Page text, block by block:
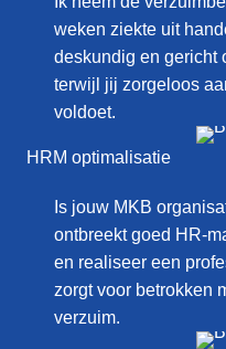
weken ziekte uit
deskundig en gericht
terwijl jij zorgeloos
voldoet.
HRM optimalisatie
Is jouw MKB
ontbreekt goed HR-
en realiseer een
zorgt voor betrokken
verzuim.